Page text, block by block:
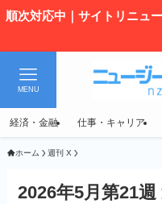
順次対応中｜サイトリニュ
MENU
経済・金融 仕事・キャリア
ホーム 週刊 X
2026年5月第21週